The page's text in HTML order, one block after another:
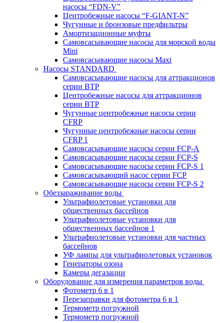
насосы “FDN-V”
Центробежные насосы “F-GIANT-N”
Чугунные и бронзовые предфильтры
Амортизационные муфты
Самовсасывающие насосы для морской воды
Mini
Самовсасывающие насосы Maxi
Насосы STANDARD
Самовсасывающие насосы для аттракционов
серии BTP
Центробежные насосы для аттракционов
серии BTP
Чугунные центробежные насосы серии
CFRP
Чугунные центробежные насосы серии
CFRP 1
Самовсасывающие насосы серии FCP-A
Самовсасывающие насосы серии FCP-S
Самовсасывающие насосы серии FCP-S 1
Самовсасывающий насос серии FCP
Самовсасывающие насосы серии FCP-S 2
Обеззараживание воды
Ультрафиолетовые установки для
общественных бассейнов
Ультрафиолетовые установки для
общественных бассейнов 1
Ультрафиолетовые установки для частных
бассейнов
УФ лампы для ультрафиолетовых установок
Генераторы озона
Камеры дегазации
Оборудование для измерения параметров воды
Фотометр 6 в 1
Перезаправки для фотометра 6 в 1
Термометр погружной
Термометр погружной